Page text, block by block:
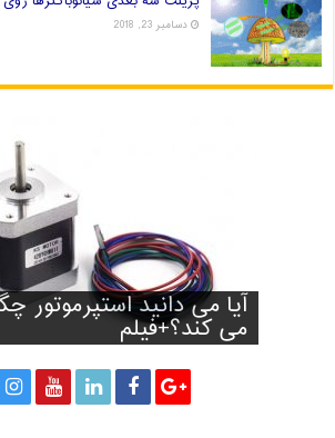
دسامبر 23, 2018
آیا می دانید استپرموتور
می کند؟+فیلم
راه های انتخاب فیلامنت
پرینتر سه بعدی
آیا آینده صنعت چاپ سه
جهان در دست چین خواهد
تولید کفش با توجه به فرم
پا
پرینت سه بعدی
قارچ و تولید برق!